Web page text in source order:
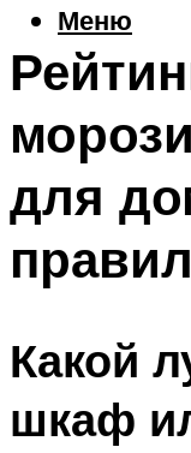
Меню
для
Какой
шкаф